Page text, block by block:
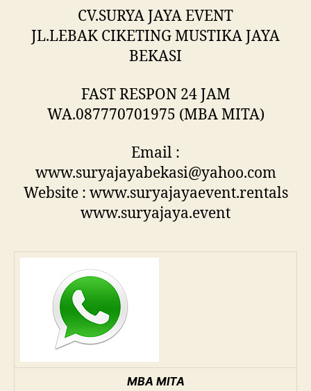
CV.SURYA JAYA EVENT
JL.LEBAK CIKETING MUSTIKA JAYA
BEKASI
FAST RESPON 24 JAM
WA.087770701975 (MBA MITA)
Email :
www.suryajayabekasi@yahoo.com
Website : www.suryajayaevent.rentals
www.suryajaya.event
MBA MITA